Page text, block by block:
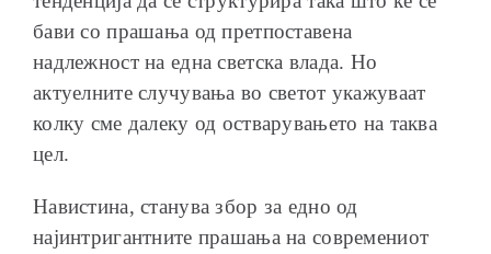
бави со прашања од претпоставена
надлежност на една светска влада. Но
актуелните случувања во светот укажуваат
колку сме далеку од остварувањето на таква
цел.
Навистина, станува збор за едно од
најинтригантните прашања на современиот